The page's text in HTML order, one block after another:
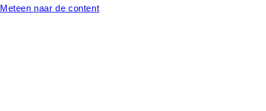
Meteen naar de content